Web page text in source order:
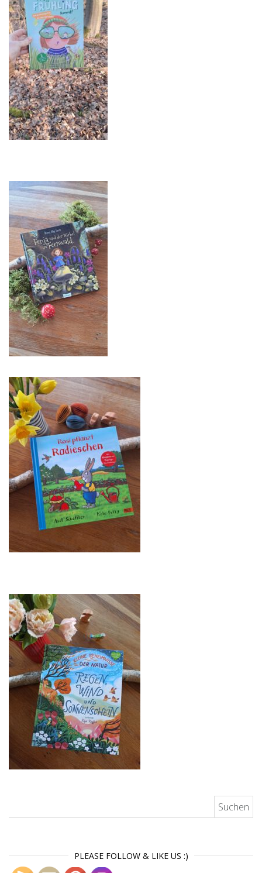
PLEASE FOLLOW & LIKE US :)